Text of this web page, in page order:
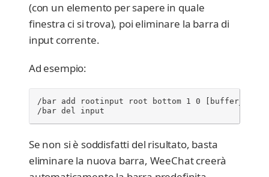
(con un elemento per sapere in quale
finestra ci si trova), poi eliminare la barra di
input corrente.
Ad esempio:
/bar add rootinput root bottom 1 0
/bar del input
Se non si è soddisfatti del risultato, basta
eliminare la nuova barra, WeeChat creerà